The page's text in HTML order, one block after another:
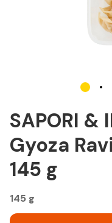
SAPORI &
Gyoza
145 g
145 g